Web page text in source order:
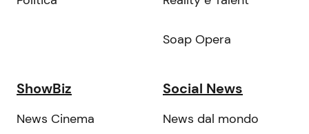
Soap Opera
ShowBiz
News Cinema
Social News
News dal mondo